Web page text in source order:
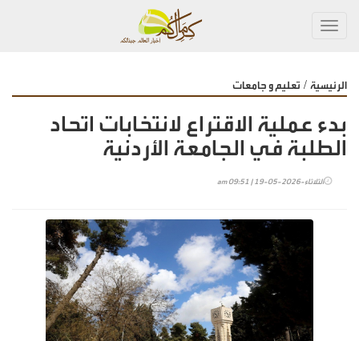
الرئيسية / تعليم و جامعات
بدء عملية الاقتراع لانتخابات اتحاد
الطلبة في الجامعة الأردنية
الثلاثاء-2026-05-19 | 09:51 am